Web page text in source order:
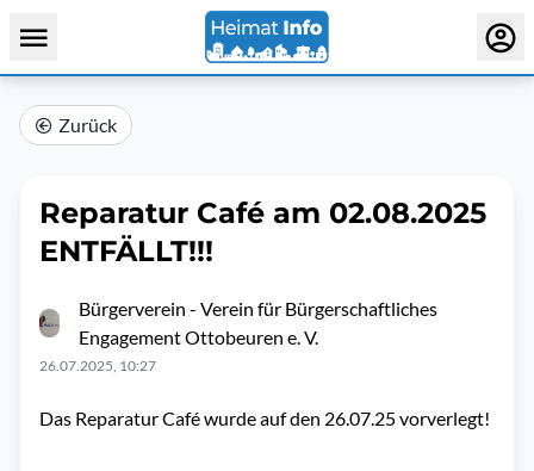
Zurück
Reparatur Café am 02.08.2025
ENTFÄLLT!!!
Bürgerverein - Verein für Bürgerschaftliches
Engagement Ottobeuren e. V.
26.07.2025, 10:27
Das Reparatur Café wurde auf den 26.07.25 vorverlegt!